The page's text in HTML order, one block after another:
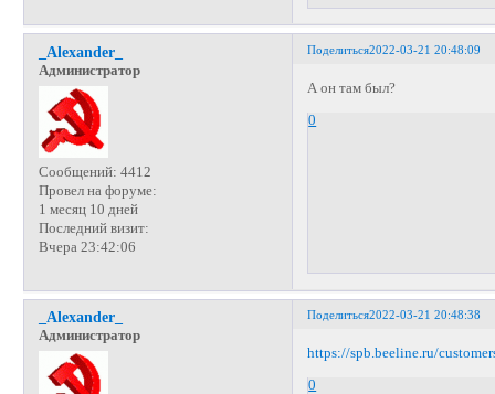
Поделиться2022-03-21 20:48:09
_Alexander_
Администратор
Сообщений: 4412
Провел на форуме:
1 месяц 10 дней
Последний визит:
Вчера 23:42:06
А он там был?
0
Поделиться2022-03-21 20:48:38
_Alexander_
Администратор
https://spb.beeline.ru/
0